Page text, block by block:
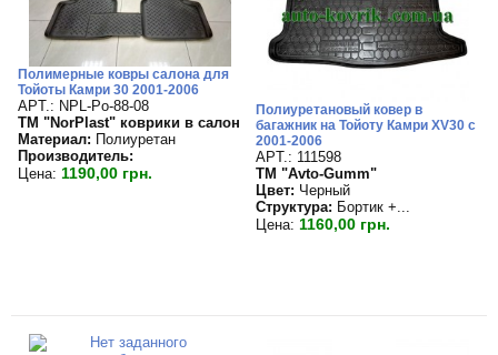
Полимерные ковры салона для
Тойоты Камри 30 2001-2006
APT.: NPL-Po-88-08
TM "NorPlast" коврики в салон
Материал: Полиуретан
Производитель:
Цена: 1190,00 грн.
Полиуретановый ковер в
багажник на Тойоту Камри XV30 с
2001-2006
APT.: 111598
TM "Avto-Gumm"
Цвет: Черный
Структура: Бортик +...
Цена: 1160,00 грн.